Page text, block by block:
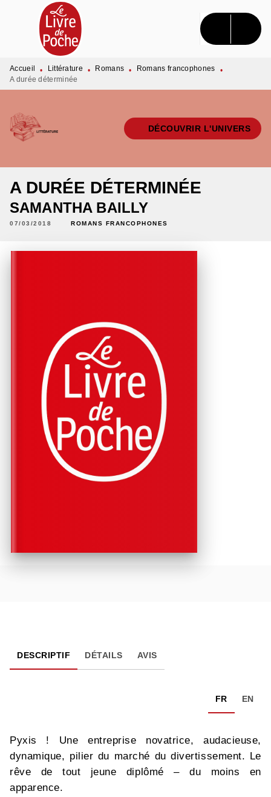
MENU RECHERCHE CONTENU
PIED DE PAGE
Accueil • Littérature • Romans • Romans francophones
•
A durée déterminée
DÉCOUVRIR L'UNIVERS
A DURÉE DÉTERMINÉE
SAMANTHA BAILLY
07/03/2018 ROMANS FRANCOPHONES
DESCRIPTIF DÉTAILS AVIS
FR EN
Pyxis ! Une entreprise novatrice, audacieuse,
dynamique, pilier du marché du divertissement. Le
rêve de tout jeune diplômé – du moins en
apparence.